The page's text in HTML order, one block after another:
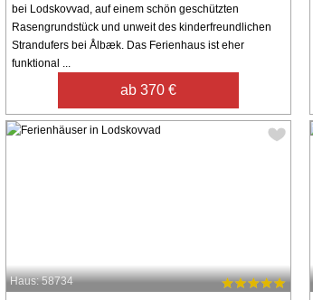
bei Lodskovvad, auf einem schön geschützten
Rasengrundstück und unweit des kinderfreundlichen
Strandufers bei Ålbæk. Das Ferienhaus ist eher
funktional ...
ab 370 €
Haus: 58734